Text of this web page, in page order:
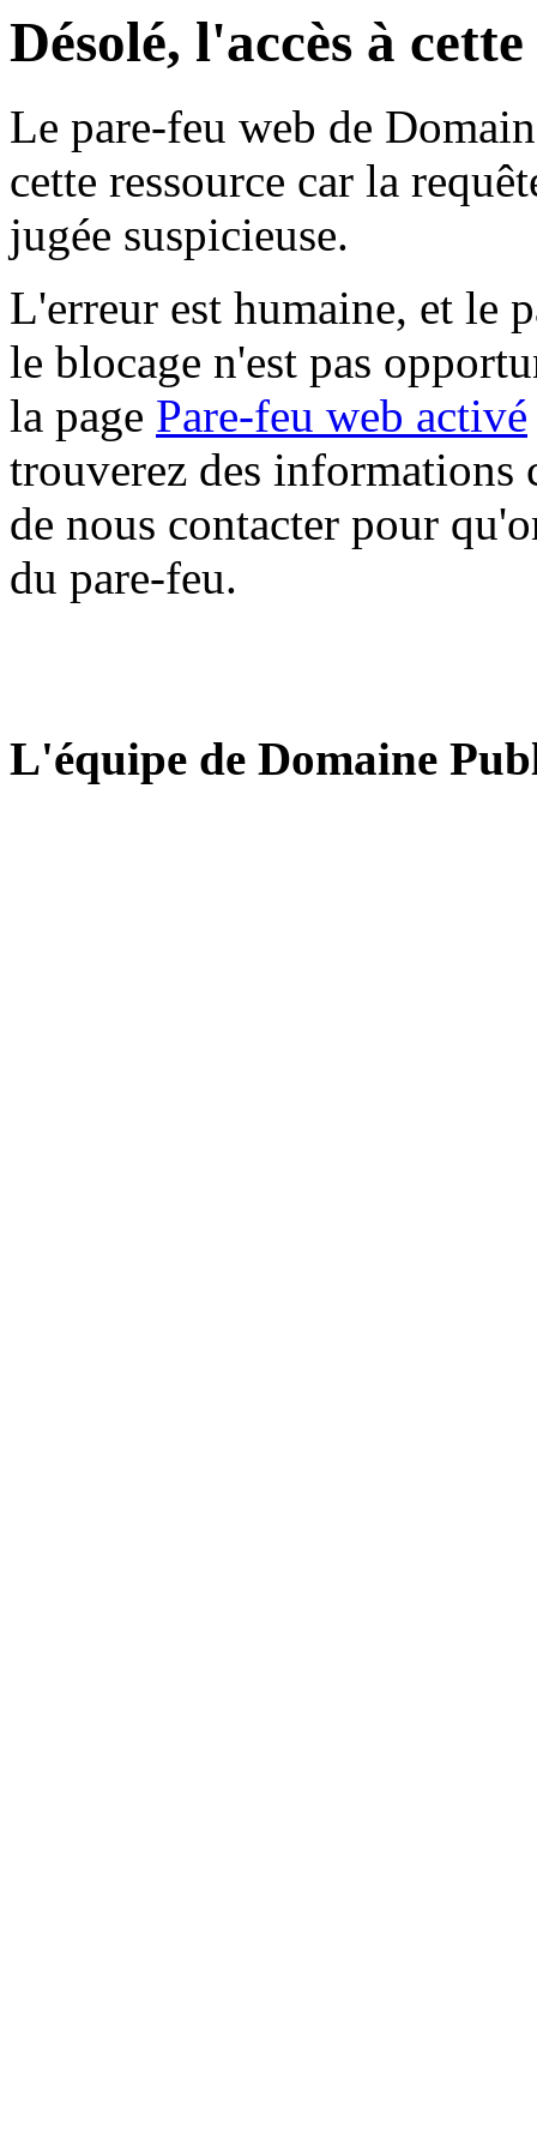
Désolé, l'accès à
Le pare-feu web de
cette ressource car la
jugée suspicieuse.
L'erreur est humaine, et le
le blocage n'est pas
la page Pare-feu web activé
trouverez des informations
de nous contacter pour
du pare-feu.
L'équipe de Domaine